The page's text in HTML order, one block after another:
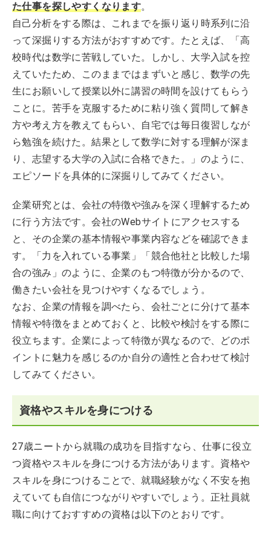
た仕事を探しやすくなります。
自己分析をする際は、これまでを振り返り時系列に沿
って深掘りする方法がおすすめです。たとえば、「高
校時代は数学に苦戦していた。しかし、大学入試を控
えていたため、このままではまずいと感じ、数学の先
生にお願いして授業以外に講習の時間を設けてもらう
ことに。苦手を克服するために粘り強く質問して解き
方や考え方を教えてもらい、自宅では毎日復習しなが
ら勉強を続けた。結果として数学に対する理解が深ま
り、志望する大学の入試に合格できた。」のように、
エピソードを具体的に深掘りしてみてください。
企業研究とは、会社の特徴や強みを深く理解するため
に行う方法です。会社のWebサイトにアクセスする
と、その企業の基本情報や事業内容などを確認できま
す。「力を入れている事業」「競合他社と比較した場
合の強み」のように、企業のもつ特徴が分かるので、
働きたい会社を見つけやすくなるでしょう。
なお、企業の情報を調べたら、会社ごとに分けて基本
情報や特徴をまとめておくと、比較や検討をする際に
役立ちます。企業によって特徴が異なるので、どのポ
イントに魅力を感じるのか自分の適性と合わせて検討
してみてください。
資格やスキルを身につける
27歳ニートから就職の成功を目指すなら、仕事に役立
つ資格やスキルを身につける方法があります。資格や
スキルを身につけることで、就職経験がなく不安を抱
えていても自信につながりやすいでしょう。正社員就
職に向けておすすめの資格は以下のとおりです。